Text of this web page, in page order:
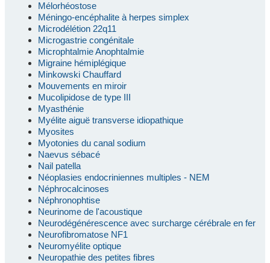
Mélorhéostose
Méningo-encéphalite à herpes simplex
Microdélétion 22q11
Microgastrie congénitale
Microphtalmie Anophtalmie
Migraine hémiplégique
Minkowski Chauffard
Mouvements en miroir
Mucolipidose de type III
Myasthénie
Myélite aiguë transverse idiopathique
Myosites
Myotonies du canal sodium
Naevus sébacé
Nail patella
Néoplasies endocriniennes multiples - NEM
Néphrocalcinoses
Néphronophtise
Neurinome de l'acoustique
Neurodégénérescence avec surcharge cérébrale en fer
Neurofibromatose NF1
Neuromyélite optique
Neuropathie des petites fibres